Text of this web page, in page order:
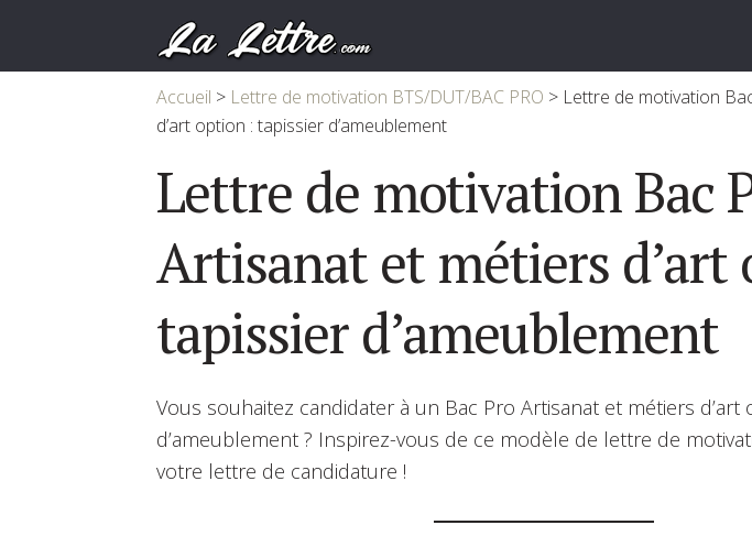
Accueil > Lettre de motivation BTS/DUT/BAC PRO > Lettre de motivation
d’art option : tapissier d’ameublement
Lettre de motivation Bac
Artisanat et métiers d’art
tapissier d’ameublement
Vous souhaitez candidater à un Bac Pro Artisanat et métiers d’art
d’ameublement ? Inspirez-vous de ce modèle de lettre de
votre lettre de candidature !